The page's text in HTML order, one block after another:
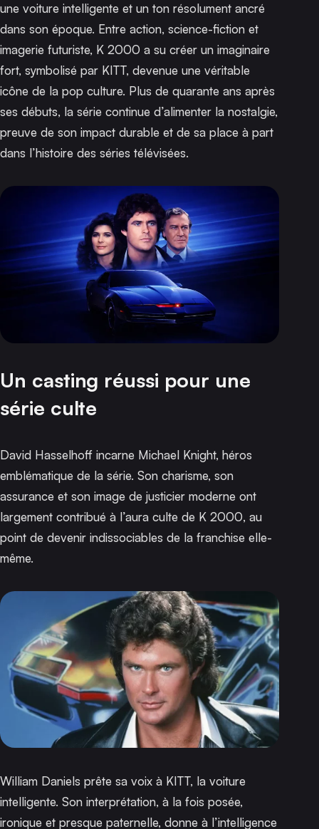
une voiture intelligente et un ton résolument ancré
dans son époque. Entre action, science-fiction et
imagerie futuriste, K 2000 a su créer un imaginaire
fort, symbolisé par KITT, devenue une véritable
icône de la pop culture. Plus de quarante ans après
ses débuts, la série continue d’alimenter la nostalgie,
preuve de son impact durable et de sa place à part
dans l’histoire des séries télévisées.
Un casting réussi pour une
série culte
David Hasselhoff incarne Michael Knight, héros
emblématique de la série. Son charisme, son
assurance et son image de justicier moderne ont
largement contribué à l’aura culte de K 2000, au
point de devenir indissociables de la franchise elle-
même.
William Daniels prête sa voix à KITT, la voiture
intelligente. Son interprétation, à la fois posée,
ironique et presque paternelle, donne à l’intelligence